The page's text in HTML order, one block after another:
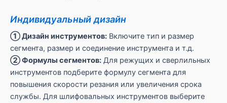
Индивидуальный дизайн
① Дизайн инструментов: Включите тип и размер
сегмента, размер и соединение инструмента и т.д.
② Формулы сегментов: Для режущих и сверлильных
инструментов подберите формулу сегмента для
повышения скорости резания или увеличения срока
службы. Для шлифовальных инструментов выберите